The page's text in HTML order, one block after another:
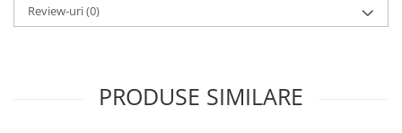
Review-uri(0)
PRODUSE SIMILARE